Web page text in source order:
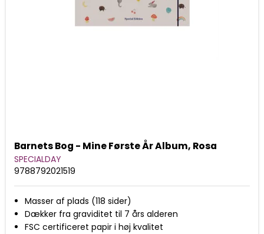
Barnets Bog - Mine Første År Album, Rosa
SPECIALDAY
9788792021519
Masser af plads (118 sider)
Dækker fra graviditet til 7 års alderen
FSC certificeret papir i høj kvalitet